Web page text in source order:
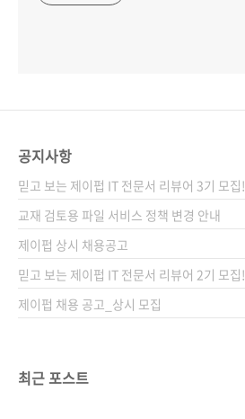
공지사항
믿고 보는 제이펍 IT 전문서 리뷰어 3기 모집!
교재 검토용 파일 서비스 정책 변경 안내
제이펍 상시 채용공고
믿고 보는 제이펍 IT 전문서 리뷰어 2기 모집!
제이펍 채용 공고_상시 모집
최근 포스트